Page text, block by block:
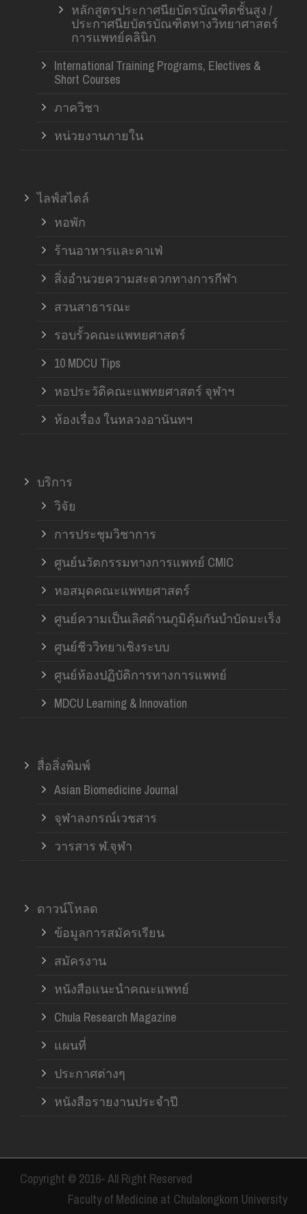
หลักสูตรประกาศนียบัตรบัณฑิตชั้นสูง /
ประกาศนียบัตรบัณฑิตทางวิทยาศาสตร์
การแพทย์คลินิก
International Training Programs, Electives &
Short Courses
ภาควิชา
หน่วยงานภายใน
ไลฟ์สไตล์
หอพัก
ร้านอาหารและคาเฟ่
สิ่งอำนวยความสะดวกทางการกีฬา
สวนสาธารณะ
รอบรั้วคณะแพทยศาสตร์
10 MDCU Tips
หอประวัติคณะแพทยศาสตร์ จุฬาฯ
ห้องเรื่อง ในหลวงอานันทฯ
บริการ
วิจัย
การประชุมวิชาการ
ศูนย์นวัตกรรมทางการแพทย์ CMIC
หอสมุดคณะแพทยศาสตร์
ศูนย์ความเป็นเลิศด้านภูมิคุ้มกันบำบัดมะเร็ง
ศูนย์ชีววิทยาเชิงระบบ
ศูนย์ห้องปฏิบัติการทางการแพทย์
MDCU Learning & Innovation
สื่อสิ่งพิมพ์
Asian Biomedicine Journal
จุฬาลงกรณ์เวชสาร
วารสาร ฬ.จุฬา
ดาวน์โหลด
ข้อมูลการสมัครเรียน
สมัครงาน
หนังสือแนะนำคณะแพทย์
Chula Research Magazine
แผนที่
ประกาศต่างๆ
หนังสือรายงานประจำปี
Copyright © 2016- All Right Reserved
Faculty of Medicine at Chulalongkorn University